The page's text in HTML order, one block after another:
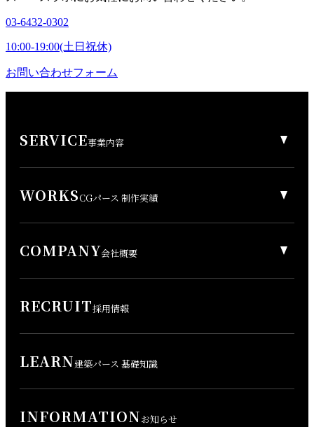
03-6432-0302
10:00-19:00(土日祝休)
お問い合わせフォーム
SERVICE事業内容
WORKSCGパース 制作実績
COMPANY会社概要
RECRUIT採用情報
LEARN建築パース 基礎知識
INFORMATIONお知らせ